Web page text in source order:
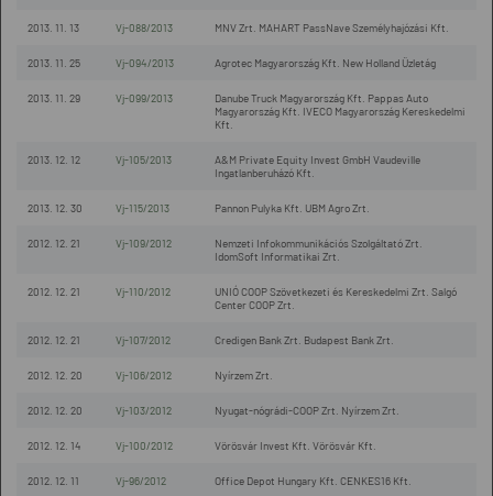
2013. 11. 13 Vj-088/2013 MNV Zrt. MAHART PassNave Személyhajózási Kft.
2013. 11. 25 Vj-094/2013 Agrotec Magyarország Kft. New Holland Üzletág
2013. 11. 29 Vj-099/2013
Danube Truck Magyarország Kft. Pappas Auto
Magyarország Kft. IVECO Magyarország Kereskedelmi
Kft.
2013. 12. 12 Vj-105/2013
A&M Private Equity Invest GmbH Vaudeville
Ingatlanberuházó Kft.
2013. 12. 30 Vj-115/2013 Pannon Pulyka Kft. UBM Agro Zrt.
2012. 12. 21 Vj-109/2012
Nemzeti Infokommunikációs Szolgáltató Zrt.
IdomSoft Informatikai Zrt.
2012. 12. 21 Vj-110/2012
UNIÓ COOP Szövetkezeti és Kereskedelmi Zrt. Salgó
Center COOP Zrt.
2012. 12. 21 Vj-107/2012 Credigen Bank Zrt. Budapest Bank Zrt.
2012. 12. 20 Vj-106/2012 Nyírzem Zrt.
2012. 12. 20 Vj-103/2012 Nyugat-nógrádi-COOP Zrt. Nyírzem Zrt.
2012. 12. 14 Vj-100/2012 Vörösvár Invest Kft. Vörösvár Kft.
2012. 12. 11 Vj-96/2012 Office Depot Hungary Kft. CENKES16 Kft.